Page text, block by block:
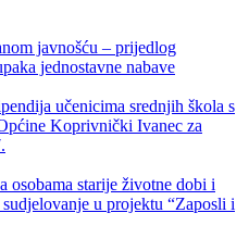
javnošću – prijedlog
jednostavne nabave
učenicima srednjih škola s
Koprivnički Ivanec za
osobama starije životne dobi i
u projektu “Zaposli i